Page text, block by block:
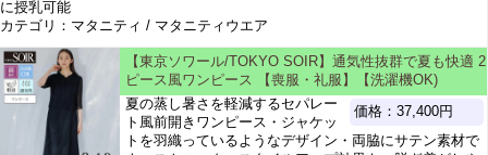
に授乳可能
カテゴリ：マタニティ / マタニティウエア
【東京ソワール/TOKYO SOIR】通気性抜群で夏も快適 2
ピース風ワンピース 【喪服・礼服】【洗濯機OK)
価格：37,400円
夏の蒸し暑さを軽減するセパレー
ト風前開きワンピース・ジャケッ
トを羽織っているようなデザイン・両脇にサテン素材で